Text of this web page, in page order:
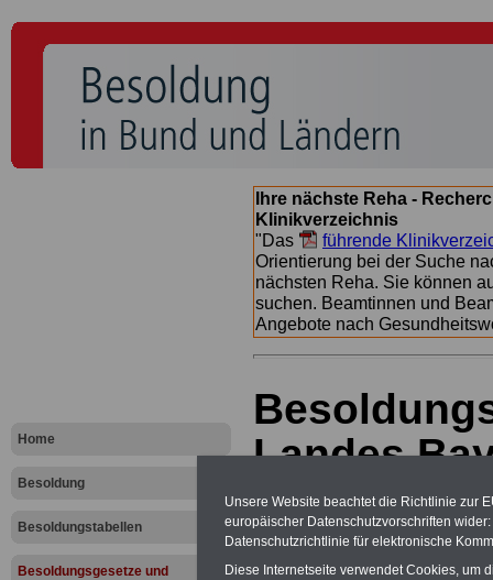
Home
Besoldung
Besoldungstabellen
Besoldungsgesetze und
Ihre nächste Reha -
Klinikverzeichnis
"Das
führende
Orientierung bei der Suche
nächsten Reha. Sie können
suchen. Beamtinnen und
Angebote nach
Landes
Besoldung
Unsere Website beachtet die Richtlinie zur
europäischer Datenschutzvorschriften
Datenschutzrichtlinie für elektronische
Diese Internetseite verwendet Cookies, um